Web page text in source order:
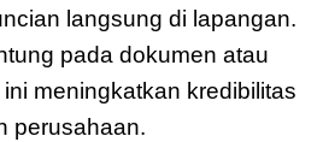
langsung di lapangan.
pada dokumen atau
meningkatkan kredibilitas
perusahaan.